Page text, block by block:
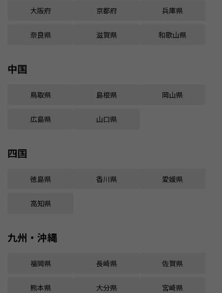
大阪府 京都府 兵庫県
奈良県 滋賀県 和歌山県
中国
鳥取県 島根県 岡山県
広島県 山口県
四国
徳島県 香川県 愛媛県
高知県
九州・沖縄
福岡県 長崎県 佐賀県
熊本県 大分県 宮崎県